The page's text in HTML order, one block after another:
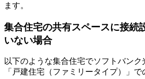
ます。
集合住宅の共有スペースに接続
いない場合
以下のような集合住宅でソフトバンク
「戸建住宅（ファミリータイプ）」で